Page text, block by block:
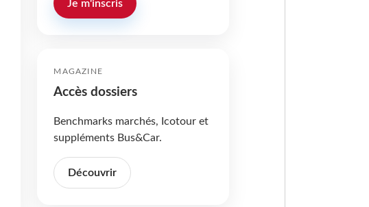
Je m'inscris
MAGAZINE
Accès dossiers
Benchmarks marchés, Icotour et
suppléments Bus&Car.
Découvrir